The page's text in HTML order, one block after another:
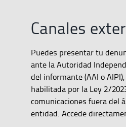
Canales
Puedes presentar tu
ante la Autoridad
del informante (AAI o
habilitada por la Ley 2/
comunicaciones fuera del
entidad. Accede